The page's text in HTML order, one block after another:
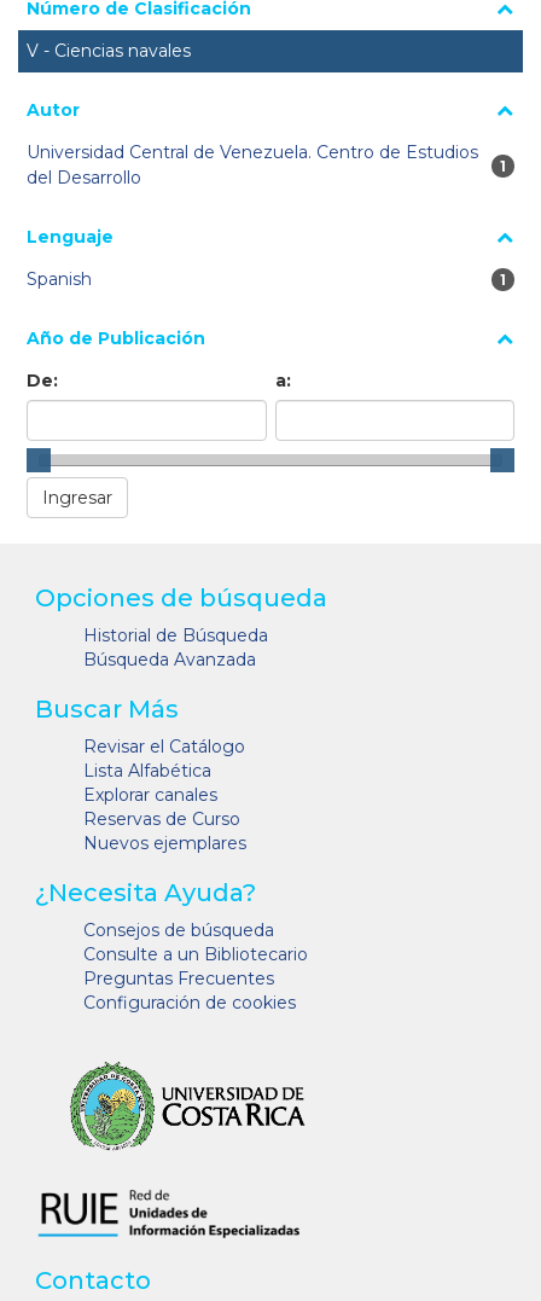
Número de Clasificación
V - Ciencias navales
Autor
Universidad Central de Venezuela. Centro de Estudios
del Desarrollo
1
1
Lenguaje
Spanish
1
1
Año de Publicación
De:
a:
Opciones de búsqueda
Historial de Búsqueda
Búsqueda Avanzada
Buscar Más
Revisar el Catálogo
Lista Alfabética
Explorar canales
Reservas de Curso
Nuevos ejemplares
¿Necesita Ayuda?
Consejos de búsqueda
Consulte a un Bibliotecario
Preguntas Frecuentes
Configuración de cookies
Contacto